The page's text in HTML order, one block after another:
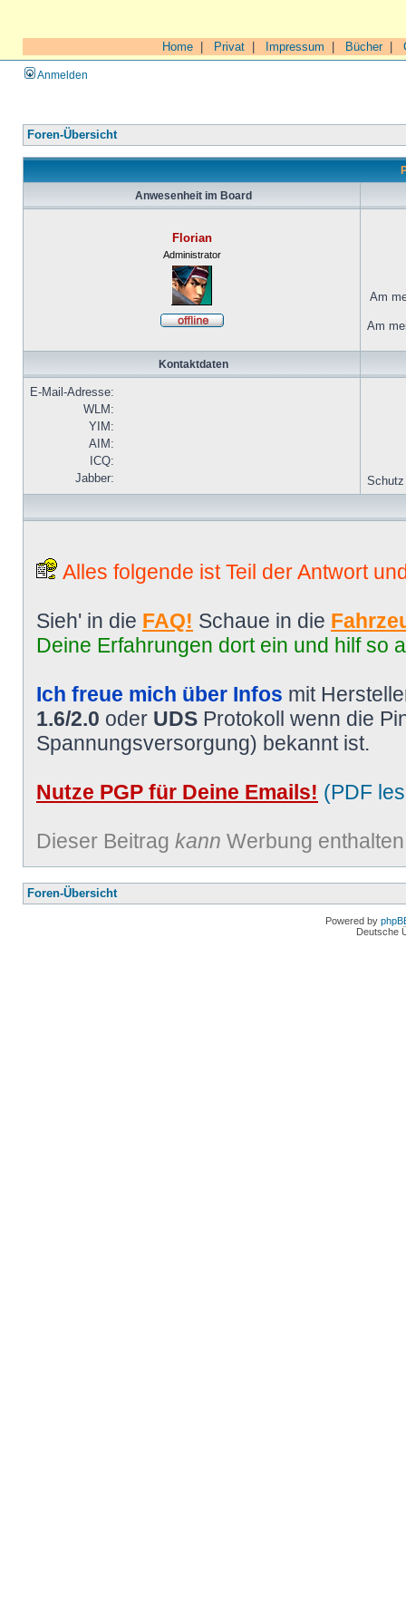
Home Privat Impressum Bücher|
Anmelden
Foren-Übersicht
Anwesenheit im Board
Florian
Administrator
Am
Am
Kontaktdaten
E-Mail-Adresse:
WLM:
YIM:
AIM:
ICQ:
Jabber:
Schutz
Alles folgende ist Teil der Antwort
Sieh' in die FAQ! Schaue in die
Deine Erfahrungen dort ein und hilf so
Ich freue mich über Infos mit
1.6/2.0 oder UDS Protokoll wenn die
Spannungsversorgung) bekannt ist.
Nutze PGP für Deine Emails! (PDF
Dieser Beitrag kann Werbung
Foren-Übersicht
Powered by
Deutsche